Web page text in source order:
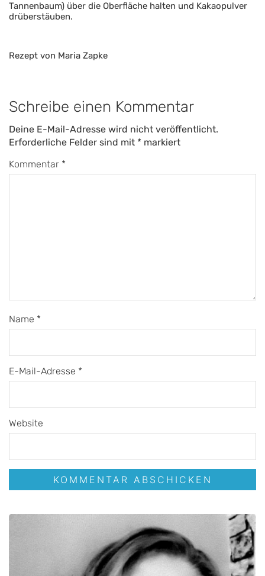
Tannenbaum) über die Oberfläche halten und Kakaopulver
drüberstäuben.
Rezept von Maria Zapke
Schreibe einen Kommentar
Deine E-Mail-Adresse wird nicht veröffentlicht.
Erforderliche Felder sind mit * markiert
Kommentar *
Name *
E-Mail-Adresse *
Website